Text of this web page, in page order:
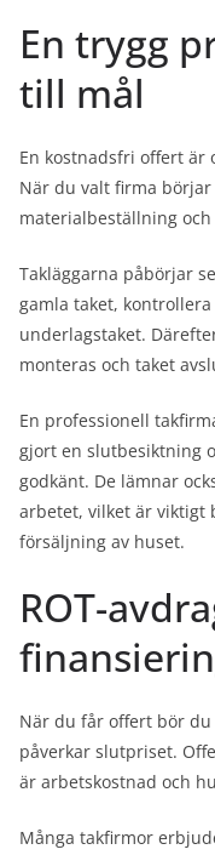
En trygg
till mål
En kostnadsfri offert är
När du valt firma
materialbeställning
Takläggarna påbörjar
gamla taket,
underlagstaket.
monteras och taket
En professionell
gjort en slutbesiktning
godkänt. De lämnar
arbetet, vilket är viktigt
försäljning av huset.
ROT-
När du får offert bör
påverkar slutpriset.
är arbetskostnad och
Många takfirmor